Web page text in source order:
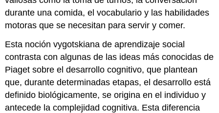
durante una comida, el vocabulario y las habilidades
motoras que se necesitan para servir y comer.
Esta noción vygotskiana de aprendizaje social
contrasta con algunas de las ideas más conocidas de
Piaget sobre el desarrollo cognitivo, que plantean
que, durante determinadas etapas, el desarrollo está
definido biológicamente, se origina en el individuo y
antecede la complejidad cognitiva. Esta diferencia